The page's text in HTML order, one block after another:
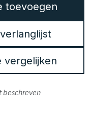
toevoegen
vergelijken